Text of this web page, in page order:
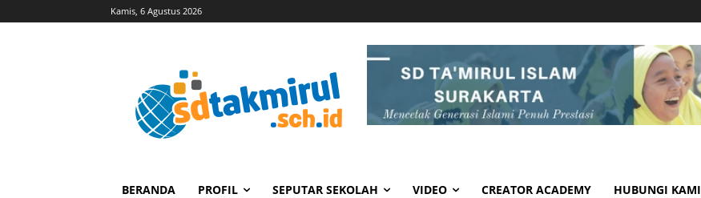
Kamis, 6 Agustus 2026
BERANDA PROFIL SEPUTAR SEKOLAH VIDEO CREATOR ACADEMY HUBUNGI KAMI